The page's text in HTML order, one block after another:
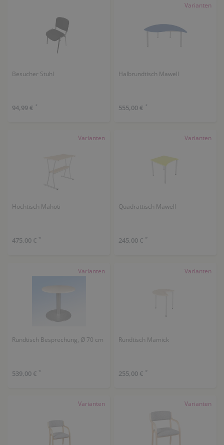
Besucher Stuhl
94,99 € *
Varianten
Halbrundtisch Mawell
555,00 € *
Varianten
Hochtisch Mahoti
475,00 € *
Varianten
Quadrattisch Mawell
245,00 € *
Varianten
Rundtisch Besprechung, Ø 70 cm
539,00 € *
Varianten
Rundtisch Mamick
255,00 € *
Varianten Varianten